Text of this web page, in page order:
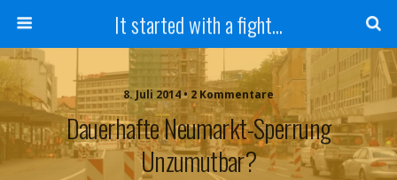
It started with a fight...
8. Juli 2014 • 2 Kommentare
Dauerhafte Neumarkt-Sperrung
Unzumutbar?